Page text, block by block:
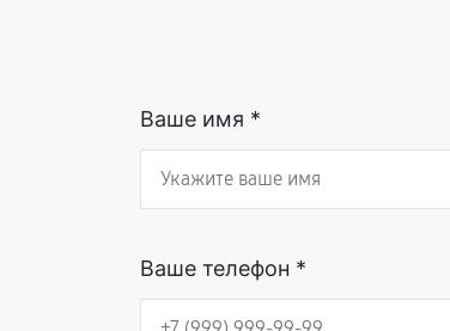
Ваше имя *
Ваше телефон *